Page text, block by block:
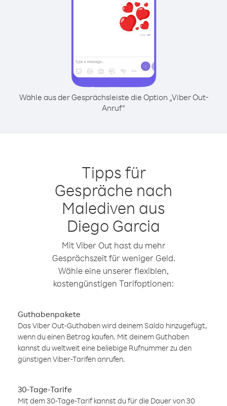
Wähle aus der Gesprächsleiste die Option „Viber Out-
Anruf“
Tipps für
Gespräche nach
Malediven aus
Diego Garcia
Mit Viber Out hast du mehr
Gesprächszeit für weniger Geld.
Wähle eine unserer flexiblen,
kostengünstigen Tarifoptionen:
Guthabenpakete
Das Viber Out-Guthaben wird deinem Saldo hinzugefügt,
wenn du einen Betrag kaufen. Mit deinem Guthaben
kannst du weltweit eine beliebige Rufnummer zu den
günstigen Viber-Tarifen anrufen.
30-Tage-Tarife
Mit dem 30-Tage-Tarif kannst du für die Dauer von 30